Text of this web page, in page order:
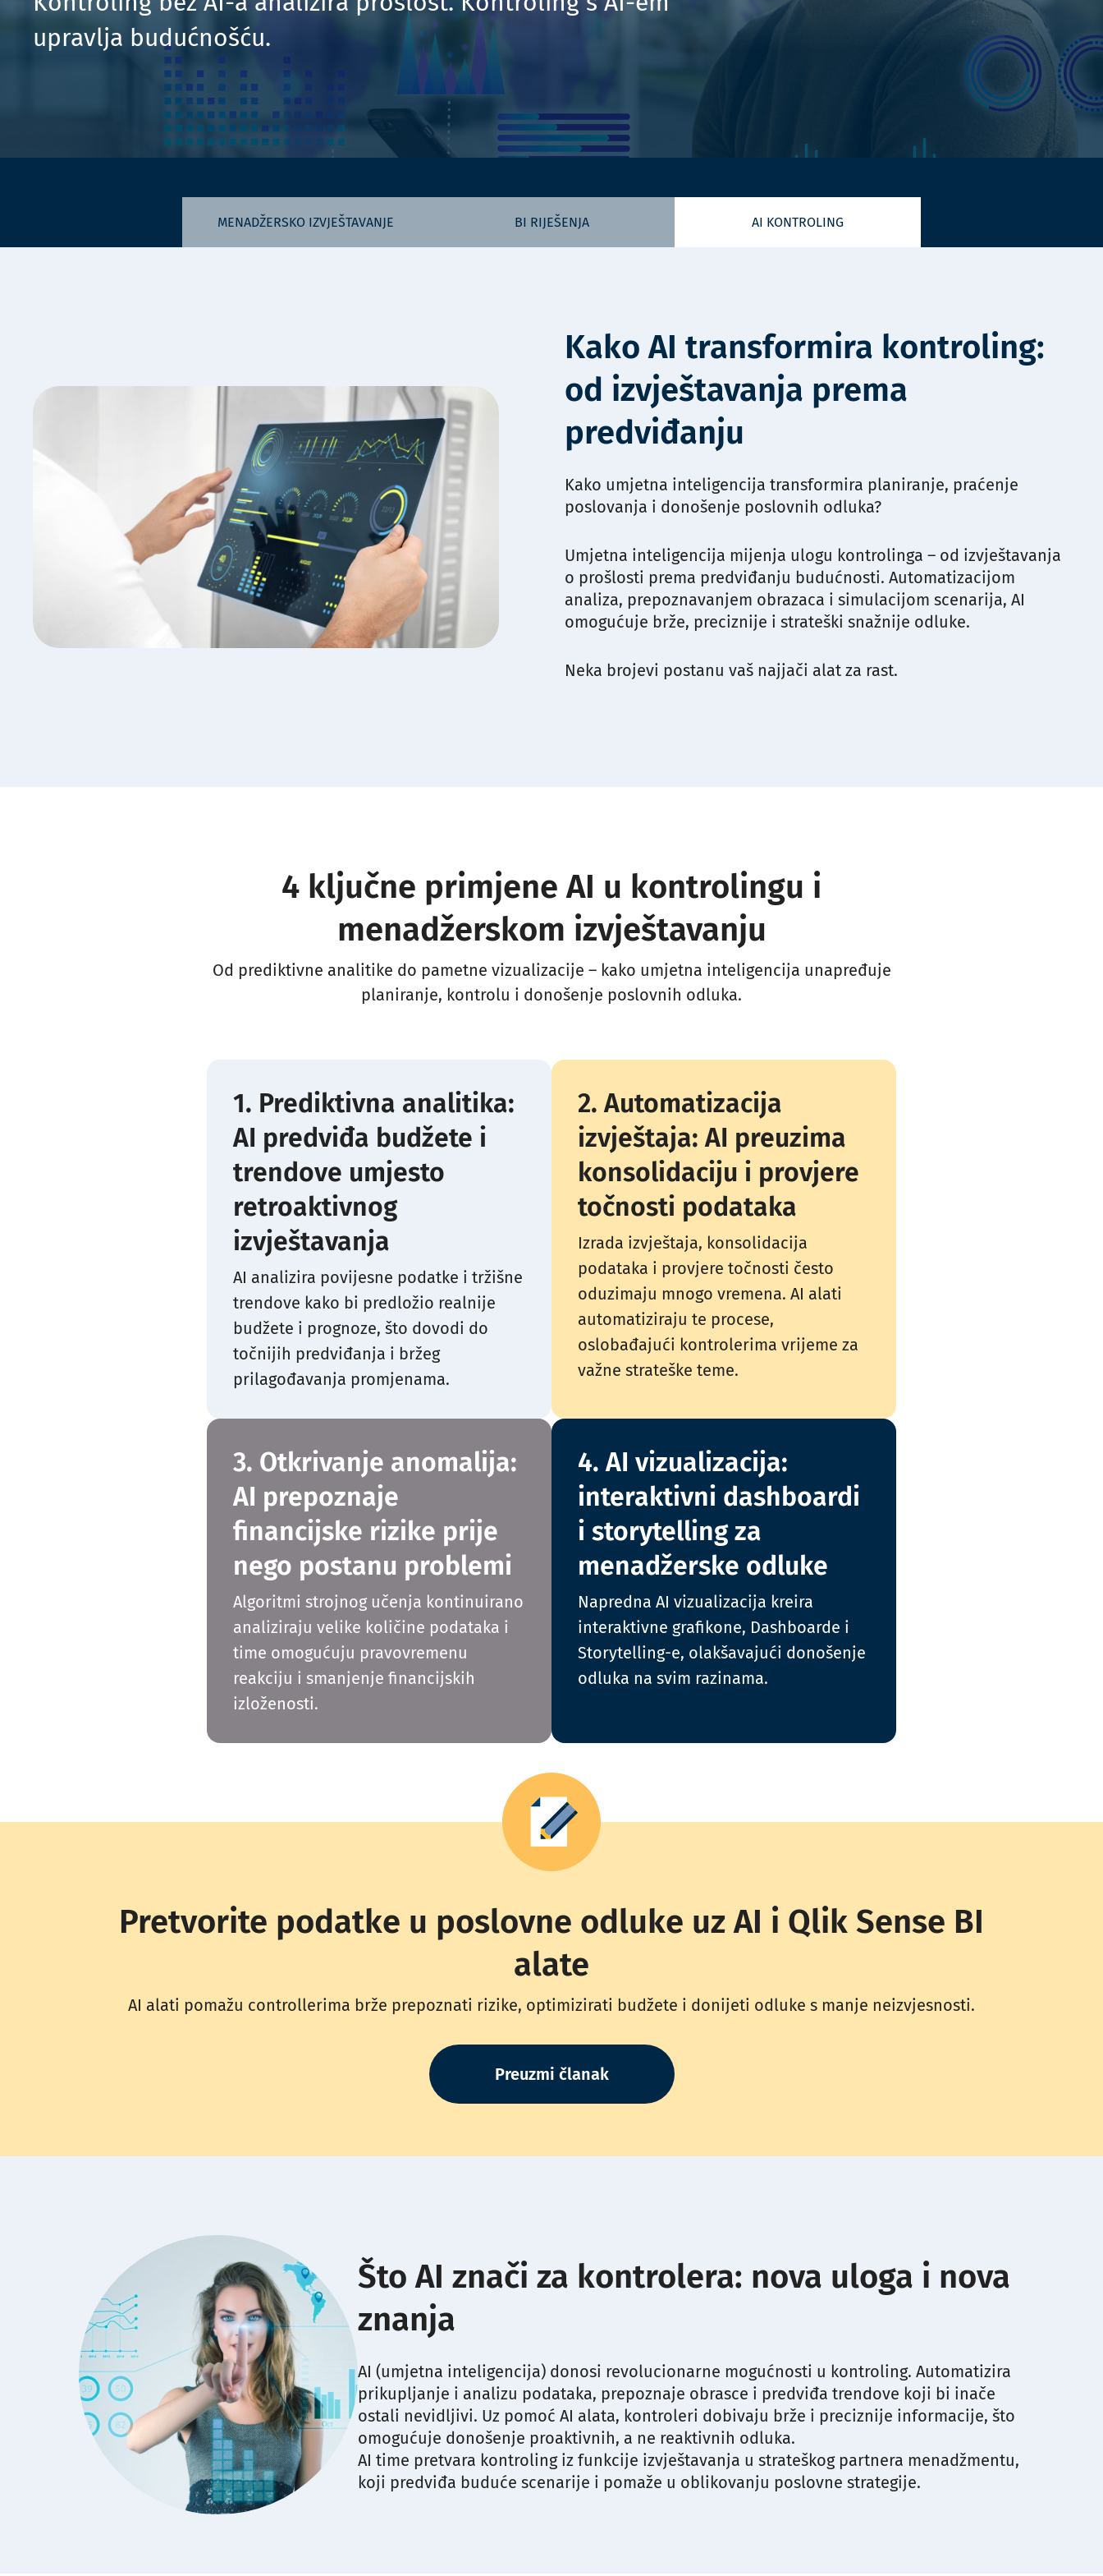
Uvođenje i razvoj funkcije HR-a
upravlja budućnošću.
MENADŽERSKO IZVJEŠTAVANJE BI RIJEŠENJA AI KONTROLING
Kako AI transformira kontroling:
od izvještavanja prema
predviđanju
Kako umjetna inteligencija transformira planiranje, praćenje
poslovanja i donošenje poslovnih odluka?
Umjetna inteligencija mijenja ulogu kontrolinga – od izvještavanja
o prošlosti prema predviđanju budućnosti. Automatizacijom
analiza, prepoznavanjem obrazaca i simulacijom scenarija, AI
omogućuje brže, preciznije i strateški snažnije odluke.
Neka brojevi postanu vaš najjači alat za rast.
4 ključne primjene AI u kontrolingu i
menadžerskom izvještavanju
Od prediktivne analitike do pametne vizualizacije – kako umjetna inteligencija unapređuje
planiranje, kontrolu i donošenje poslovnih odluka.
1. Prediktivna analitika:
AI predviđa budžete i
trendove umjesto
retroaktivnog
izvještavanja
AI analizira povijesne podatke i tržišne
trendove kako bi predložio realnije
budžete i prognoze, što dovodi do
točnijih predviđanja i bržeg
prilagođavanja promjenama.
2. Automatizacija
izvještaja: AI preuzima
konsolidaciju i provjere
točnosti podataka
Izrada izvještaja, konsolidacija
podataka i provjere točnosti često
oduzimaju mnogo vremena. AI alati
automatiziraju te procese,
oslobađajući kontrolerima vrijeme za
važne strateške teme.
3. Otkrivanje anomalija:
AI prepoznaje
financijske rizike prije
nego postanu problemi
Algoritmi strojnog učenja kontinuirano
analiziraju velike količine podataka i
time omogućuju pravovremenu
reakciju i smanjenje financijskih
izloženosti.
4. AI vizualizacija:
interaktivni dashboardi
i storytelling za
menadžerske odluke
Napredna AI vizualizacija kreira
interaktivne grafikone, Dashboarde i
Storytelling-e, olakšavajući donošenje
odluka na svim razinama.
Pretvorite podatke u poslovne odluke uz AI i Qlik Sense BI
alate
AI alati pomažu controllerima brže prepoznati rizike, optimizirati budžete i donijeti odluke s manje neizvjesnosti.
Preuzmi članak
Što AI znači za kontrolera: nova uloga i nova
znanja
AI (umjetna inteligencija) donosi revolucionarne mogućnosti u kontroling. Automatizira
prikupljanje i analizu podataka, prepoznaje obrasce i predviđa trendove koji bi inače
ostali nevidljivi. Uz pomoć AI alata, kontroleri dobivaju brže i preciznije informacije, što
omogućuje donošenje proaktivnih, a ne reaktivnih odluka.
AI time pretvara kontroling iz funkcije izvještavanja u strateškog partnera menadžmentu,
koji predviđa buduće scenarije i pomaže u oblikovanju poslovne strategije.